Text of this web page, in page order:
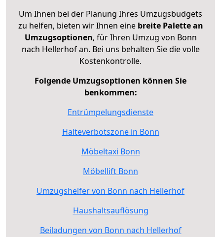
Um Ihnen bei der Planung Ihres Umzugsbudgets
zu helfen, bieten wir Ihnen eine breite Palette an
Umzugsoptionen, für Ihren Umzug von Bonn
nach Hellerhof an. Bei uns behalten Sie die volle
Kostenkontrolle.
Folgende Umzugsoptionen können Sie
benkommen:
Entrümpelungsdienste
Halteverbotszone in Bonn
Möbeltaxi Bonn
Möbellift Bonn
Umzugshelfer von Bonn nach Hellerhof
Haushaltsauflösung
Beiladungen von Bonn nach Hellerhof